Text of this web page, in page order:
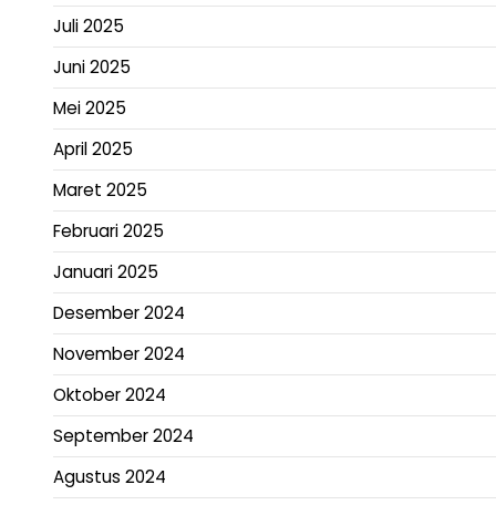
Juli 2025
Juni 2025
Mei 2025
April 2025
Maret 2025
Februari 2025
Januari 2025
Desember 2024
November 2024
Oktober 2024
September 2024
Agustus 2024